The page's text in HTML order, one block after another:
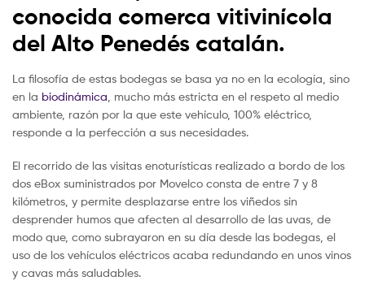
conocida comerca vitivinícola
del Alto Penedés catalán.
La filosofía de estas bodegas se basa ya no en la ecología, sino
en la biodinámica , mucho más estricta en el respeto al medio
ambiente, razón por la que este vehículo, 100% eléctrico,
responde a la perfección a sus necesidades.
El recorrido de las visitas enoturísticas realizado a bordo de los
dos eBox suministrados por Movelco consta de entre 7 y 8
kilómetros, y permite desplazarse entre los viñedos sin
desprender humos que afecten al desarrollo de las uvas, de
modo que, como subrayaron en su día desde las bodegas, el
uso de los vehículos eléctricos acaba redundando en unos vinos
y cavas más saludables.